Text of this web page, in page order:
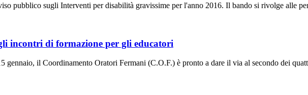
pubblico sugli Interventi per disabilità gravissime per l'anno 2016. Il bando si rivolge alle
incontri di formazione per gli educatori
gennaio, il Coordinamento Oratori Fermani (C.O.F.) è pronto a dare il via al secondo dei